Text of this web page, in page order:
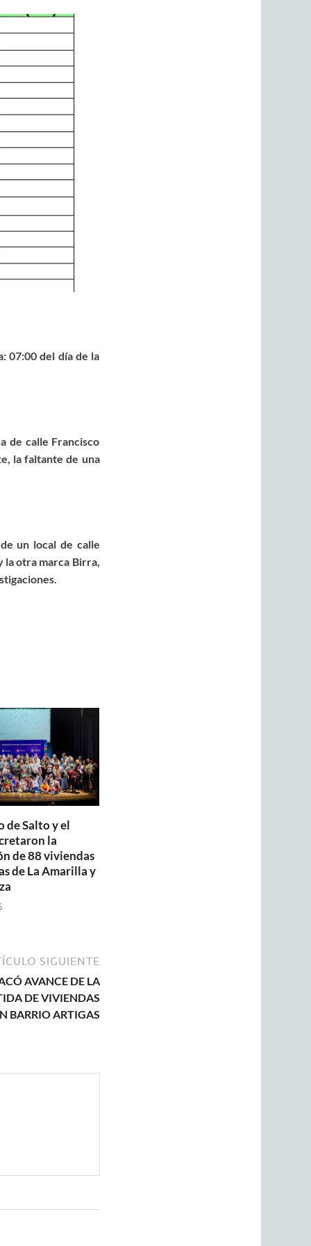
07:00 del día de la
de calle Francisco
la faltante de una
un local de calle
la otra marca Birra,
de Salto y el
la
de 88 viviendas
de La Amarilla y
SIGUIENTE
AVANCE DE LA
DE VIVIENDAS
BARRIO ARTIGAS